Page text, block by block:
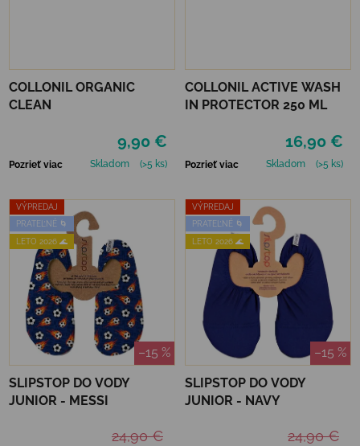
COLLONIL ORGANIC
CLEAN
9,90 €
Pozrieť viac Skladom (>5 ks)
COLLONIL ACTIVE WASH
IN PROTECTOR 250 ML
16,90 €
Pozrieť viac Skladom (>5 ks)
VÝPREDAJ
PRATEĽNÉ 🌀
LETO 2026 🌊
–15 %
SLIPSTOP DO VODY
JUNIOR - MESSI
24,90 €
VÝPREDAJ
PRATEĽNÉ 🌀
LETO 2026 🌊
–15 %
SLIPSTOP DO VODY
JUNIOR - NAVY
24,90 €